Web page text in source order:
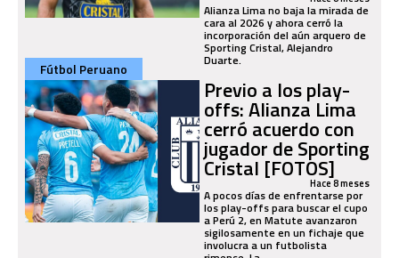
Alianza Lima no baja la mirada de
cara al 2026 y ahora cerró la
incorporación del aún arquero de
Sporting Cristal, Alejandro
Duarte.
Fútbol Peruano
Previo a los play-
offs: Alianza Lima
cerró acuerdo con
jugador de Sporting
Cristal [FOTOS]Hace 8 meses
A pocos días de enfrentarse por
los play-offs para buscar el cupo
a Perú 2, en Matute avanzaron
sigilosamente en un fichaje que
involucra a un futbolista